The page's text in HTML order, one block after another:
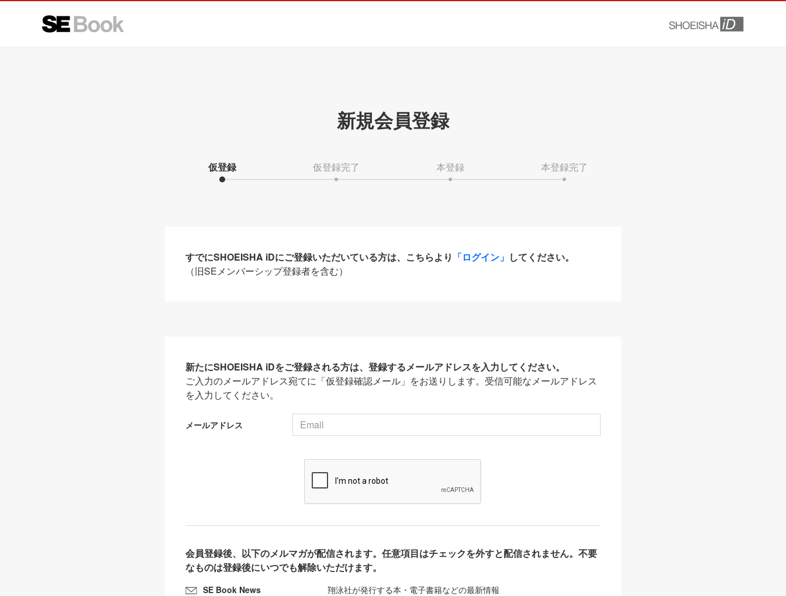
新規会員登録
仮登録 仮登録完了 本登録 本登録完了
すでにSHOEISHA iDにご登録いただいている方は、こちらより 「ログイン」 してください。
（旧SEメンバーシップ登録者を含む）
新たにSHOEISHA iDをご登録される方は、登録するメールアドレスを入力してください。
ご入力のメールアドレス宛てに「仮登録確認メール」をお送りします。受信可能なメールアドレス
を入力してください。
メールアドレス
会員登録後、以下のメルマガが配信されます。任意項目はチェックを外すと配信されません。不要
なものは登録後にいつでも解除いただけます。
SE Book News
翔泳社が発行する本・電子書籍などの最新情報